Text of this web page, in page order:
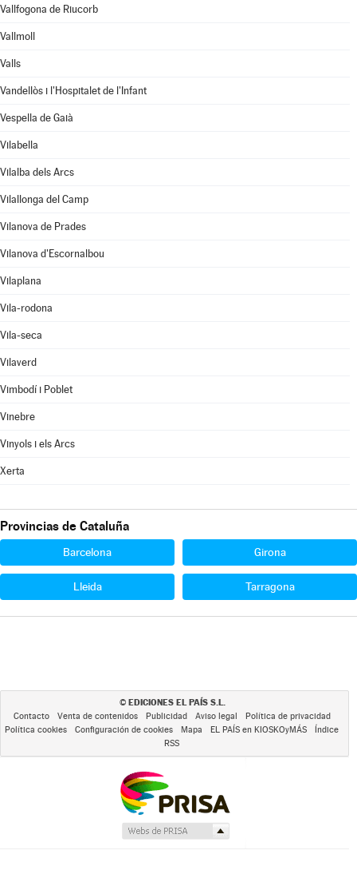
Vallfogona de Riucorb
Vallmoll
Valls
Vandellòs i l'Hospitalet de l'Infant
Vespella de Gaià
Vilabella
Vilalba dels Arcs
Vilallonga del Camp
Vilanova de Prades
Vilanova d'Escornalbou
Vilaplana
Vila-rodona
Vila-seca
Vilaverd
Vimbodí i Poblet
Vinebre
Vinyols i els Arcs
Xerta
Provincias de Cataluña
Barcelona Girona
Lleida Tarragona
© EDICIONES EL PAÍS S.L.
Contacto Venta de contenidos Publicidad Aviso legal
Política de privacidad
Política cookies
Configuración de cookies Mapa EL PAÍS en KIOSKOyMÁS
Índice
RSS